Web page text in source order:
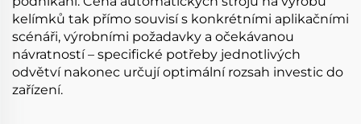
kelímků tak přímo souvisí s konkrétními aplikačními
scénáři, výrobními požadavky a očekávanou
návratností – specifické potřeby jednotlivých
odvětví nakonec určují optimální rozsah investic do
zařízení.